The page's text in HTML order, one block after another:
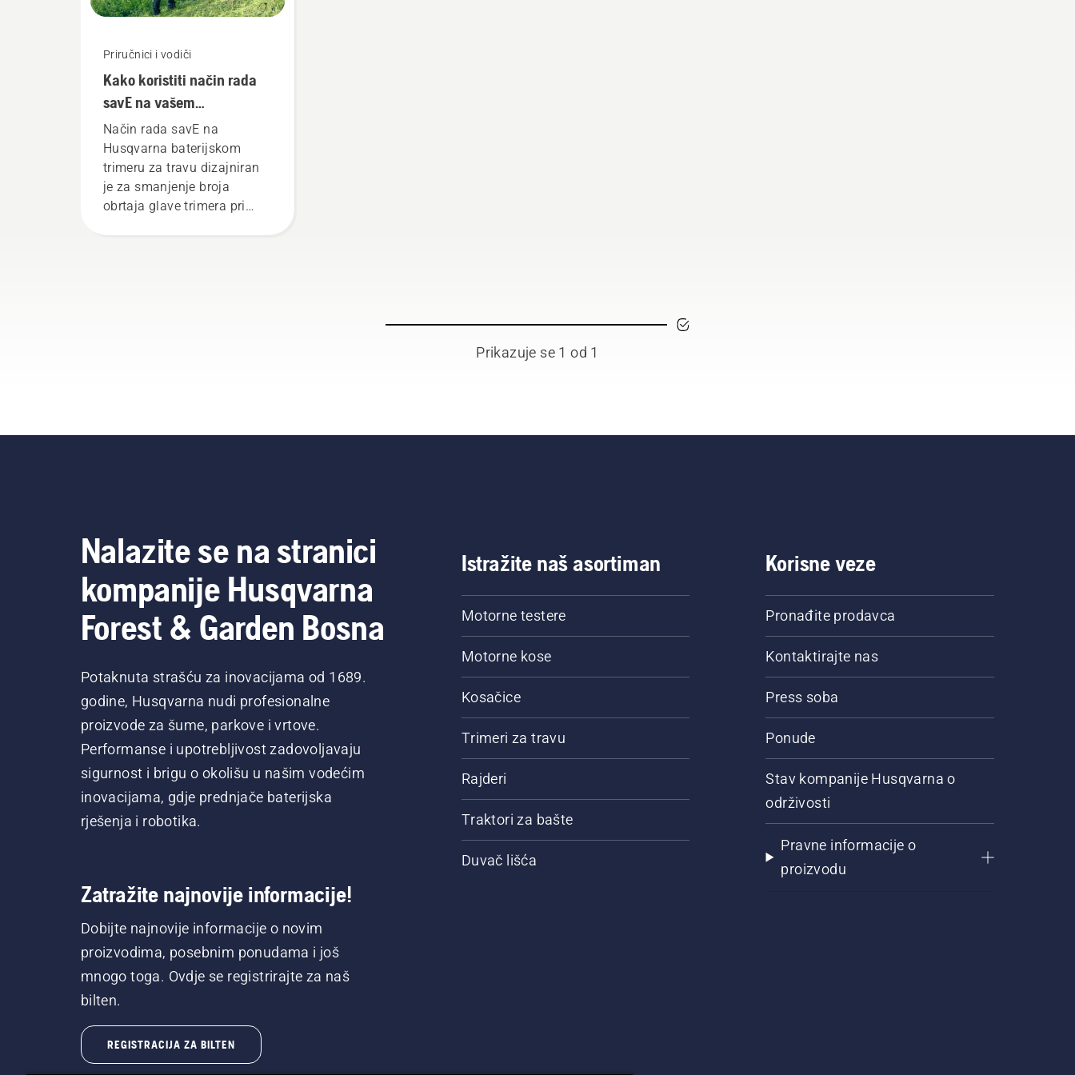
Priručnici i vodiči
Kako koristiti način rada
savE na vašem
baterijskom trimeru za
travu
Način rada savE na
Husqvarna baterijskom
trimeru za travu dizajniran
je za smanjenje broja
obrtaja glave trimera pri
Prikazuje se 1 od 1
Nalazite se na stranici
kompanije Husqvarna
Forest & Garden Bosna
Potaknuta strašću za inovacijama od 1689.
godine, Husqvarna nudi profesionalne
proizvode za šume, parkove i vrtove.
Performanse i upotrebljivost zadovoljavaju
sigurnost i brigu o okolišu u našim vodećim
inovacijama, gdje prednjače baterijska
rješenja i robotika.
Zatražite najnovije informacije!
Dobijte najnovije informacije o novim
proizvodima, posebnim ponudama i još
mnogo toga. Ovdje se registrirajte za naš
bilten.
REGISTRACIJA ZA BILTEN
Istražite naš asortiman
Motorne testere
Motorne kose
Kosačice
Trimeri za travu
Rajderi
Traktori za bašte
Duvač lišća
Korisne veze
Pronađite prodavca
Kontaktirajte nas
Press soba
Ponude
Stav kompanije Husqvarna o
održivosti
Pravne informacije o
proizvodu